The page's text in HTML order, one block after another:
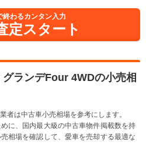
終わるカンタン入力
定スタート
ランデFour 4WDの小売相
者は中古車小売相場を参考にします。
に、国内最大級の中古車物件掲載数を持
相場を確認して、愛車を売却する最適な